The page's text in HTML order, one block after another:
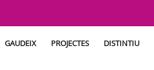
GAUDEIX PROJECTES DISTINTIU